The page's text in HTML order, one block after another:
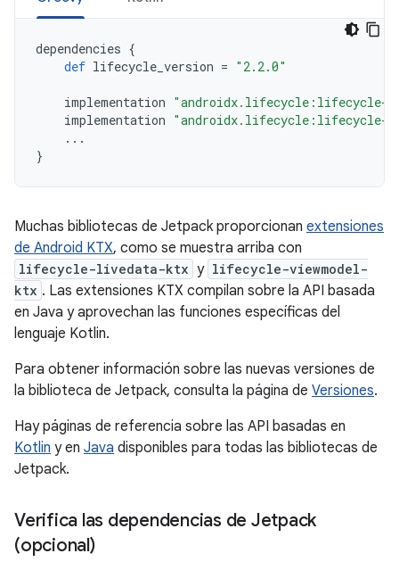
dependencies {
def lifecycle_version = "2.2.0"
implementation "androidx.lifecycle:lifecycle-
implementation "androidx.lifecycle:lifecycle-
...
}
Muchas bibliotecas de Jetpack proporcionan extensiones
de Android KTX, como se muestra arriba con
lifecycle-livedata-ktx y lifecycle-viewmodel-
ktx . Las extensiones KTX compilan sobre la API basada
en Java y aprovechan las funciones específicas del
lenguaje Kotlin.
Para obtener información sobre las nuevas versiones de
la biblioteca de Jetpack, consulta la página de Versiones.
Hay páginas de referencia sobre las API basadas en
Kotlin y en Java disponibles para todas las bibliotecas de
Jetpack.
Verifica las dependencias de Jetpack
(opcional)